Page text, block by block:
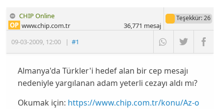
CHIP Online
09-03-2009, 12:00 |#1
OP www.chip.com.tr
Teşekkür: 26
36,771 mesaj
Almanya'da Türkler'i hedef alan bir cep mesajı
nedeniyle yargılanan adam yeterli cezayı aldı mı?
Okumak için: https://www.chip.com.tr/konu/Az-o